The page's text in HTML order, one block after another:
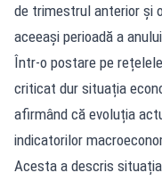
de trimestrul anterior și
aceeași perioadă a
Într-o postare pe
criticat dur situația
afirmând că evoluția
indicatorilor
Acesta a descris